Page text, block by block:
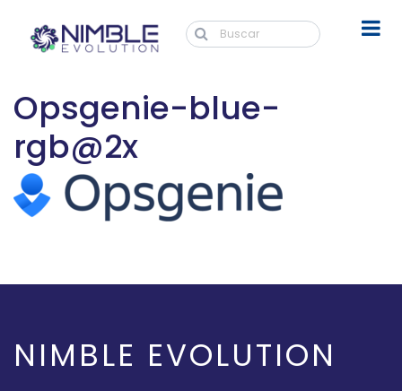
Opsgenie-blue-
rgb@2x
NIMBLE EVOLUTION